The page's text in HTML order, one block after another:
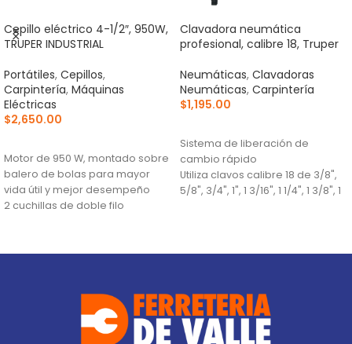
Cepillo eléctrico 4-1/2″, 950W,
TRUPER INDUSTRIAL
Portátiles, Cepillos,
Carpintería, Máquinas
Eléctricas
$2,650.00
Motor de 950 W, montado sobre
balero de bolas para mayor
vida útil y mejor desempeño
2 cuchillas de doble filo
que las de acero alta velocidad
Clavadora neumática
profesional, calibre 18, Truper
Neumáticas, Clavadoras
Neumáticas, Carpintería
$1,195.00
Sistema de liberación de
cambio rápido
Utiliza clavos calibre 18 de 3/8",
5/8", 3/4", 1", 1 3/16", 1 1/4", 1 3/8", 1